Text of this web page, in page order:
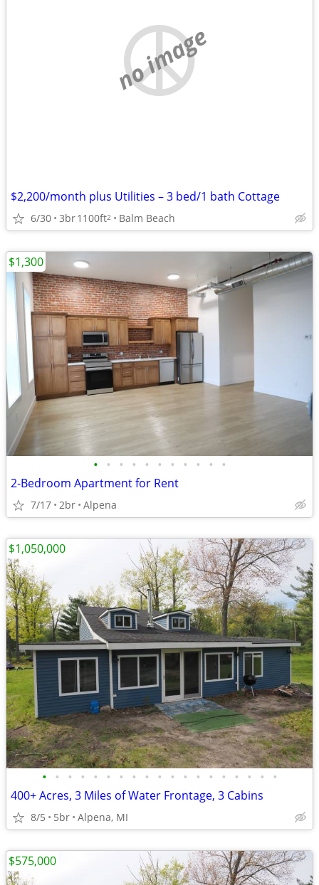
no image
$2,200/month plus Utilities – 3 bed/1 bath Cottage
6/30 3br1100ft2 Balm Beach
• • • • • • • • • • •
2-Bedroom Apartment for Rent
7/17 2br Alpena
$1,300
• • • • • • • • • • • • • • • • • • •
400+ Acres, 3 Miles of Water Frontage, 3 Cabins
8/5 5br Alpena, MI
$1,050,000
$575,000